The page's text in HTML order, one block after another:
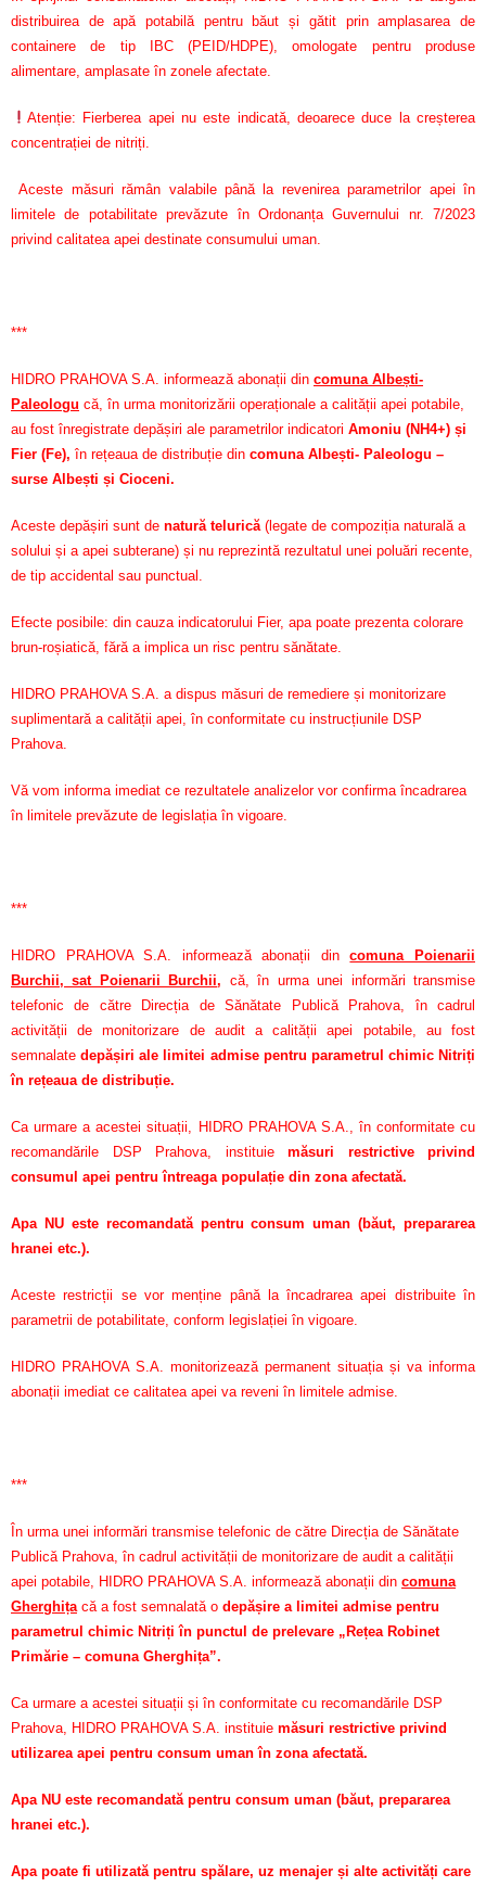
distribuirea de apă potabilă pentru băut și gătit prin amplasarea de
containere de tip IBC (PEID/HDPE), omologate pentru produse
alimentare, amplasate în zonele afectate.
Atenție: Fierberea apei nu este indicată, deoarece duce la creșterea
concentrației de nitriți.
Aceste măsuri rămân valabile până la revenirea parametrilor apei în
limitele de potabilitate prevăzute în Ordonanța Guvernului nr. 7/2023
privind calitatea apei destinate consumului uman.
***
HIDRO PRAHOVA S.A. informează abonații din comuna Albești-
Paleologu că, în urma monitorizării operaționale a calității apei potabile,
au fost înregistrate depășiri ale parametrilor indicatori Amoniu (NH4+) și
Fier (Fe), în rețeaua de distribuție din comuna Albești- Paleologu –
surse Albești și Cioceni.
Aceste depășiri sunt de natură telurică(legate de compoziția naturală a
solului și a apei subterane) și nu reprezintă rezultatul unei poluări recente,
de tip accidental sau punctual.
Efecte posibile: din cauza indicatorului Fier, apa poate prezenta colorare
brun-roșiatică, fără a implica un risc pentru sănătate.
HIDRO PRAHOVA S.A. a dispus măsuri de remediere și monitorizare
suplimentară a calității apei, în conformitate cu instrucțiunile DSP
Prahova.
Vă vom informa imediat ce rezultatele analizelor vor confirma încadrarea
în limitele prevăzute de legislația în vigoare.
***
HIDRO PRAHOVA S.A. informează abonații dincomuna Poienarii
Burchii, sat Poienarii Burchii, că, în urma unei informări transmise
telefonic de către Direcția de Sănătate Publică Prahova, în cadrul
activității de monitorizare de audit a calității apei potabile, au fost
semnalatedepășiri ale limitei admise pentru parametrul chimic Nitriți
în rețeaua de distribuție.
Ca urmare a acestei situații, HIDRO PRAHOVA S.A., în conformitate cu
recomandările DSP Prahova, instituie măsuri restrictive privind
consumul apei pentru întreaga populație din zona afectată.
Apa NU este recomandată pentru consum uman (băut, prepararea
hranei etc.).
Aceste restricții se vor menține până la încadrarea apei distribuite în
parametrii de potabilitate, conform legislației în vigoare.
HIDRO PRAHOVA S.A. monitorizează permanent situația și va informa
abonații imediat ce calitatea apei va reveni în limitele admise.
***
În urma unei informări transmise telefonic de către Direcția de Sănătate
Publică Prahova, în cadrul activității de monitorizare de audit a calității
apei potabile, HIDRO PRAHOVA S.A. informează abonații din comuna
Gherghițacă a fost semnalată o depășire a limitei admise pentru
parametrul chimic Nitriți în punctul de prelevare „Rețea Robinet
Primărie – comuna Gherghița”.
Ca urmare a acestei situații și în conformitate cu recomandările DSP
Prahova, HIDRO PRAHOVA S.A. instituie măsuri restrictive privind
utilizarea apei pentru consum uman în zona afectată.
Apa NU este recomandată pentru consum uman (băut, prepararea
hranei etc.).
Apa poate fi utilizată pentru spălare, uz menajer și alte activități care